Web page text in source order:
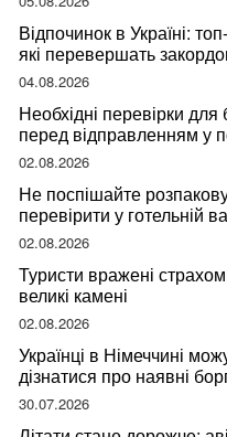
Відпочинок в Україні:
які перевершать
04.08.2026
Необхідні перевірки
перед відправленням у
02.08.2026
Не поспішайте
перевірити у готельній
мандрівниці
02.08.2026
Туристи вражені
великі камені
02.08.2026
Українці в Німеччині
дізнатися про наявні
30.07.2026